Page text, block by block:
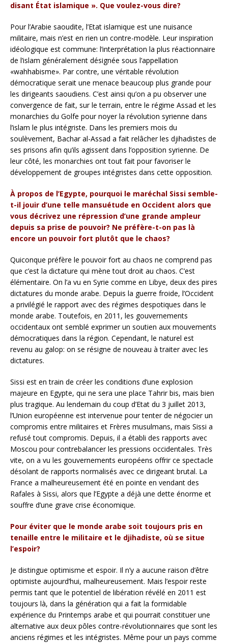
disant État islamique ». Que voulez-vous dire?
Pour l’Arabie saoudite, l’Etat islamique est une nuisance
militaire, mais n’est en rien un contre-modèle. Leur inspiration
idéologique est commune: l’interprétation la plus réactionnaire
de l’islam généralement désignée sous l’appellation
«wahhabisme». Par contre, une véritable révolution
démocratique serait une menace beaucoup plus grande pour
les dirigeants saoudiens. C’est ainsi qu’on a pu observer une
convergence de fait, sur le terrain, entre le régime Assad et les
monarchies du Golfe pour noyer la révolution syrienne dans
l’islam le plus intégriste. Dans les premiers mois du
soulèvement, Bachar al-Assad a fait relâcher les djihadistes de
ses prisons afin qu’ils agissent dans l’opposition syrienne. De
leur côté, les monarchies ont tout fait pour favoriser le
développement de groupes intégristes dans cette opposition.
À propos de l’Egypte, pourquoi le maréchal Sissi semble-
t-il jouir d’une telle mansuétude en Occident alors que
vous décrivez une répression d’une grande ampleur
depuis sa prise de pouvoir? Ne préfère-t-on pas là
encore un pouvoir fort plutôt que le chaos?
Quiconque préfère le pouvoir fort au chaos ne comprend pas
que c’est la dictature qui mène tout droit au chaos. C’est
élémentaire. On l’a vu en Syrie comme en Libye, deux des pires
dictatures du monde arabe. Depuis la guerre froide, l’Occident
a privilégié le rapport avec des régimes despotiques dans le
monde arabe. Toutefois, en 2011, les gouvernements
occidentaux ont semblé exprimer un soutien aux mouvements
démocratiques dans la région. Cependant, le naturel est
revenu au galop: on se résigne de nouveau à traiter avec les
dictatures.
Sissi est en train de créer les conditions d’une explosion
majeure en Egypte, qui ne sera une place Tahrir bis, mais bien
plus tragique. Au lendemain du coup d’Etat du 3 juillet 2013,
l’Union européenne est intervenue pour tenter de négocier un
compromis entre militaires et Frères musulmans, mais Sissi a
refusé tout compromis. Depuis, il a établi des rapports avec
Moscou pour contrebalancer les pressions occidentales. Très
vite, on a vu les gouvernements européens offrir ce spectacle
désolant de rapports normalisés avec ce dirigeant brutal. La
France a malheureusement été en pointe en vendant des
Rafales à Sissi, alors que l’Egypte a déjà une dette énorme et
souffre d’une grave crise économique.
Pour éviter que le monde arabe soit toujours pris en
tenaille entre le militaire et le djihadiste, où se situe
l’espoir?
Je distingue optimisme et espoir. Il n’y a aucune raison d’être
optimiste aujourd’hui, malheureusement. Mais l’espoir reste
permis tant que le potentiel de libération révélé en 2011 est
toujours là, dans la génération qui a fait la formidable
expérience du Printemps arabe et qui pourrait constituer une
alternative aux deux pôles contre-révolutionnaires que sont les
anciens régimes et les intégristes. Même pour un pays comme